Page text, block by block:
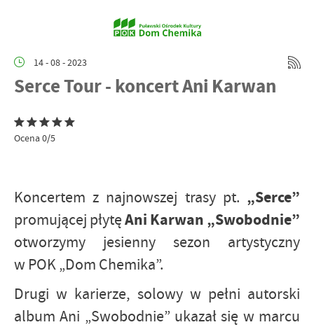
14 - 08 - 2023
Serce Tour - koncert Ani Karwan
Ocena 0/5
Koncertem z najnowszej trasy pt. „Serce”
promującej płytęAni Karwan „Swobodnie”
otworzymy jesienny sezon artystyczny
w POK „Dom Chemika”.
Drugi w karierze, solowy w pełni autorski
album Ani „Swobodnie” ukazał się w marcu